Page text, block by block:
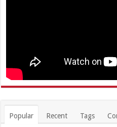
Popular Recent Tags